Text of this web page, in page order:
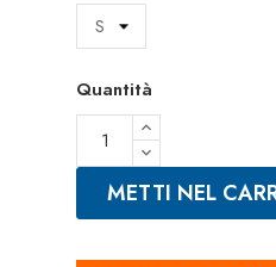
Quantità
METTI NEL